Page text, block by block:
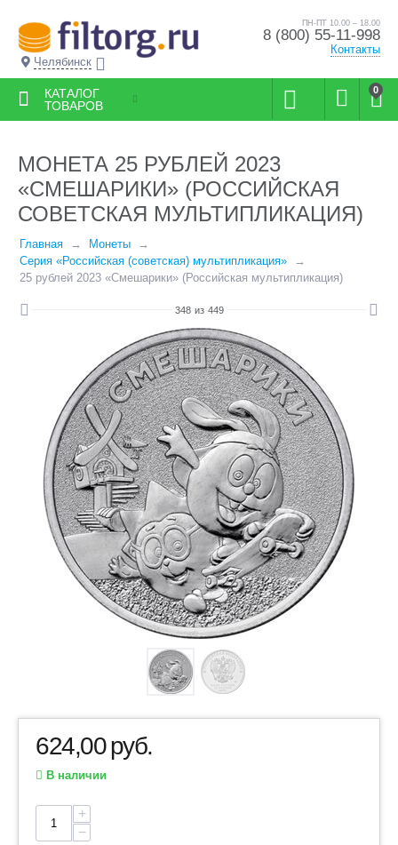
Челябинск
ПН-ПТ 10.00 – 18.00
8 (800) 55-11-998
Контакты
0
КАТАЛОГ
ТОВАРОВ
МОНЕТА 25 РУБЛЕЙ 2023
«СМЕШАРИКИ» (РОССИЙСКАЯ
СОВЕТСКАЯ МУЛЬТИПЛИКАЦИЯ)
Главная
Монеты
Серия «Российская (советская) мультипликация»
25 рублей 2023 «Смешарики» (Российская мультипликация)
348 из 449
624,00руб.
В наличии
+
−